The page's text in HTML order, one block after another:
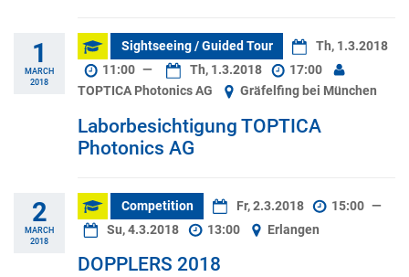
1
MARCH
2018
Sightseeing / Guided Tour
Th, 1.3.2018
11:00 — Th, 1.3.2018
17:00
TOPTICA Photonics AG
Gräfelfing bei München
Laborbesichtigung TOPTICA
Photonics AG
2
MARCH
2018
Competition Fr, 2.3.2018 15:00 —
Su, 4.3.2018
13:00 Erlangen
DOPPLERS 2018